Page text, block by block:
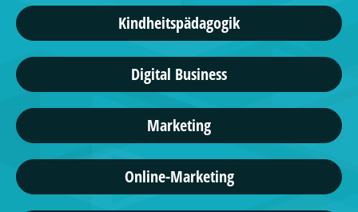
Kindheitspädagogik
Digital Business
Marketing
Online-Marketing